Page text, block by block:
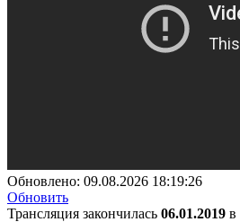
Обновлено: 09.08.2026 18:19:26
Обновить
Трансляция закончилась 06.01.2019 в